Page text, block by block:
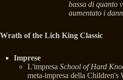
bassa di quanto
aumentato i
Wrath of the Lich King Classic
Imprese
L'impresa School of Hard
meta-impresa della Children's